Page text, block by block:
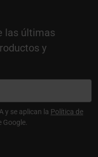
las últimas
y
y se aplican la Política de
Google.